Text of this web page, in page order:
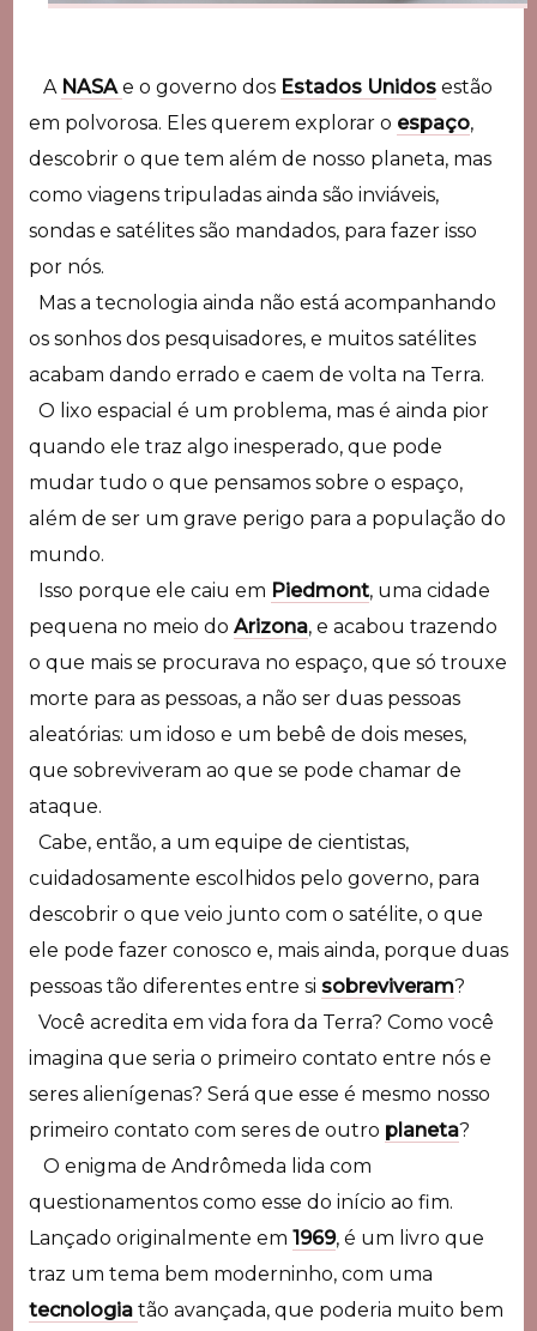
A NASAe o governo dos Estados Unidosestão
em polvorosa. Eles querem explorar o espaço,
descobrir o que tem além de nosso planeta, mas
como viagens tripuladas ainda são inviáveis,
sondas e satélites são mandados, para fazer isso
por nós.
Mas a tecnologia ainda não está acompanhando
os sonhos dos pesquisadores, e muitos satélites
acabam dando errado e caem de volta na Terra.
O lixo espacial é um problema, mas é ainda pior
quando ele traz algo inesperado, que pode
mudar tudo o que pensamos sobre o espaço,
além de ser um grave perigo para a população do
mundo.
Isso porque ele caiu em Piedmont, uma cidade
pequena no meio do Arizona, e acabou trazendo
o que mais se procurava no espaço, que só trouxe
morte para as pessoas, a não ser duas pessoas
aleatórias: um idoso e um bebê de dois meses,
que sobreviveram ao que se pode chamar de
ataque.
Cabe, então, a um equipe de cientistas,
cuidadosamente escolhidos pelo governo, para
descobrir o que veio junto com o satélite, o que
ele pode fazer conosco e, mais ainda, porque duas
pessoas tão diferentes entre si sobreviveram?
Você acredita em vida fora da Terra? Como você
imagina que seria o primeiro contato entre nós e
seres alienígenas? Será que esse é mesmo nosso
primeiro contato com seres de outro planeta?
O enigma de Andrômeda lida com
questionamentos como esse do início ao fim.
Lançado originalmente em 1969, é um livro que
traz um tema bem moderninho, com uma
tecnologia tão avançada, que poderia muito bem